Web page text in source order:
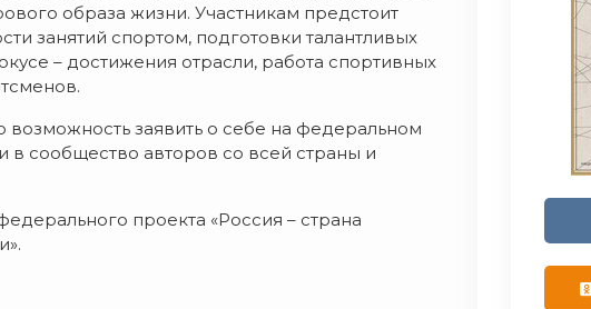
образа жизни. Участникам предстоит
занятий спортом, подготовки талантливых
– достижения отрасли, работа спортивных
возможность заявить о себе на федеральном
в сообщество авторов со всей страны и
проекта «Россия – страна